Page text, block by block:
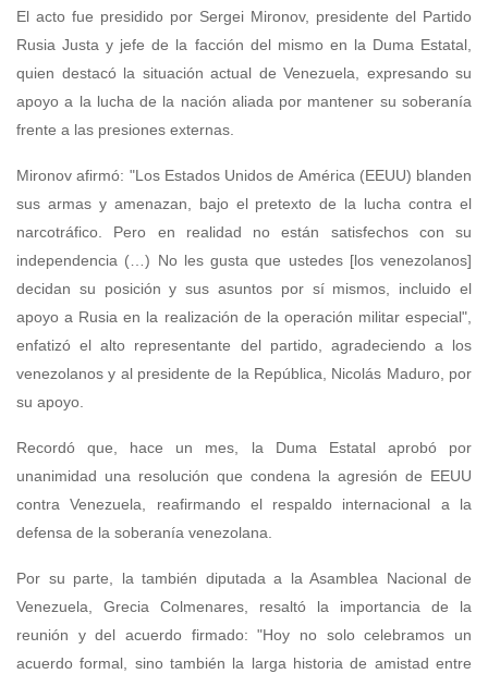
El acto fue presidido por Sergei Mironov, presidente del Partido
Rusia Justa y jefe de la facción del mismo en la Duma Estatal,
quien destacó la situación actual de Venezuela, expresando su
apoyo a la lucha de la nación aliada por mantener su soberanía
frente a las presiones externas.
Mironov afirmó: "Los Estados Unidos de América (EEUU) blanden
sus armas y amenazan, bajo el pretexto de la lucha contra el
narcotráfico. Pero en realidad no están satisfechos con su
independencia (…) No les gusta que ustedes [los venezolanos]
decidan su posición y sus asuntos por sí mismos, incluido el
apoyo a Rusia en la realización de la operación militar especial",
enfatizó el alto representante del partido, agradeciendo a los
venezolanos y al presidente de la República, Nicolás Maduro, por
su apoyo.
Recordó que, hace un mes, la Duma Estatal aprobó por
unanimidad una resolución que condena la agresión de EEUU
contra Venezuela, reafirmando el respaldo internacional a la
defensa de la soberanía venezolana.
Por su parte, la también diputada a la Asamblea Nacional de
Venezuela, Grecia Colmenares, resaltó la importancia de la
reunión y del acuerdo firmado: "Hoy no solo celebramos un
acuerdo formal, sino también la larga historia de amistad entre